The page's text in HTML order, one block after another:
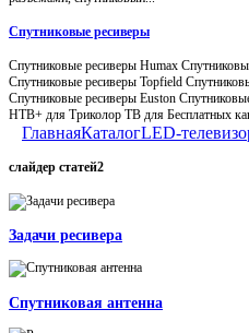
Спутниковые ресиверы
Спутниковые ресиверы Humax
Спутниковые ресиверы Topfield
Спутниковые ресиверы Euston
НТВ+ для Триколор ТВ для Бесплатных
ГлавнаяКаталогLED-
слайдер статей2
Задачи ресивера
Спутниковая антенна